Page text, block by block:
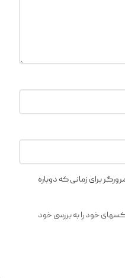
برای زمانی که دوباره
خود را به بررسی خود